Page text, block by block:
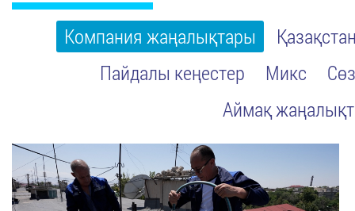
Компания жаңалықтары
Пайдалы кеңестер
Микс
Аймақ